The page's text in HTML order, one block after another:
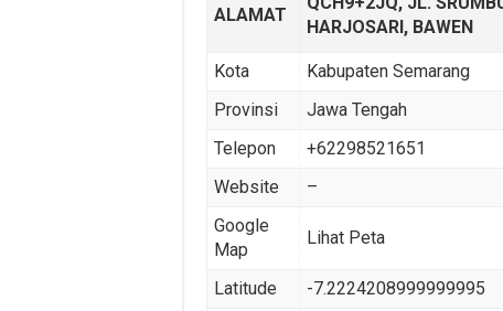
ALAMAT
HARJOSARI, BAWEN
Kota
Kabupaten Semarang
Provinsi
Jawa Tengah
Telepon
+62298521651
Website
–
Google
Map
Lihat Peta
Latitude
-7.2224208999999995